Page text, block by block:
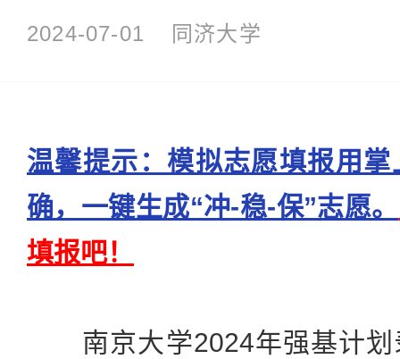
2024-07-01 同济大学
温馨提示：模拟志愿填报用
确，一键生成“冲-稳-保”志愿。
填报吧！
南京大学2024年强基计划